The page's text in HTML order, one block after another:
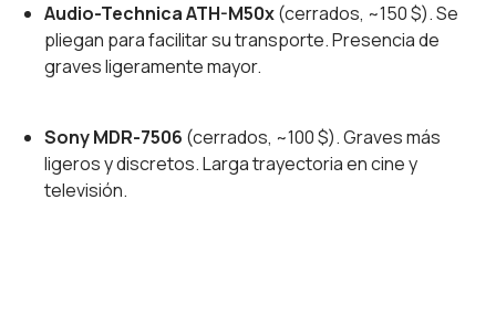
Audio-Technica ATH-M50x(cerrados, ~150 $). Se
pliegan para facilitar su transporte. Presencia de
graves ligeramente mayor.
Sony MDR-7506 (cerrados, ~100 $). Graves más
ligeros y discretos. Larga trayectoria en cine y
televisión.